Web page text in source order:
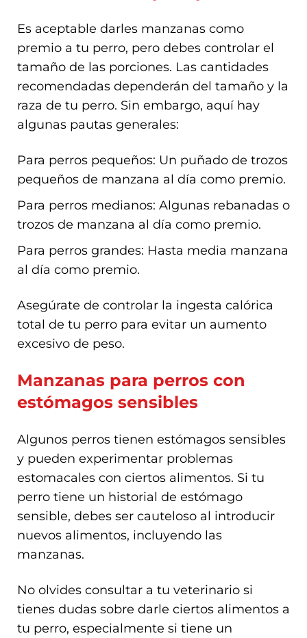
Es aceptable darles manzanas como
premio a tu perro, pero debes controlar el
tamaño de las porciones. Las cantidades
recomendadas dependerán del tamaño y la
raza de tu perro. Sin embargo, aquí hay
algunas pautas generales:
Para perros pequeños: Un puñado de trozos
pequeños de manzana al día como premio.
Para perros medianos: Algunas rebanadas o
trozos de manzana al día como premio.
Para perros grandes: Hasta media manzana
al día como premio.
Asegúrate de controlar la ingesta calórica
total de tu perro para evitar un aumento
excesivo de peso.
Manzanas para perros con
estómagos sensibles
Algunos perros tienen estómagos sensibles
y pueden experimentar problemas
estomacales con ciertos alimentos. Si tu
perro tiene un historial de estómago
sensible, debes ser cauteloso al introducir
nuevos alimentos, incluyendo las
manzanas.
No olvides consultar a tu veterinario si
tienes dudas sobre darle ciertos alimentos a
tu perro, especialmente si tiene un